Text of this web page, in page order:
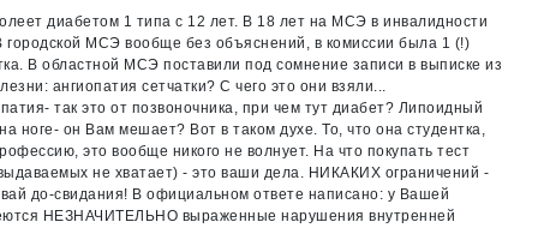
диабетом 1 типа с 12 лет. В 18 лет на МСЭ в инвалидности
городской МСЭ вообще без объяснений, в комиссии была 1 (!)
В областной МСЭ поставили под сомнение записи в выписке из
ангиопатия сетчатки? С чего это они взяли...
так это от позвоночника, при чем тут диабет? Липоидный
ноге- он Вам мешает? Вот в таком духе. То, что она студентка,
это вообще никого не волнует. На что покупать тест
не хватает) - это ваши дела. НИКАКИХ ограничений -
до-свидания! В официальном ответе написано: у Вашей
НЕЗНАЧИТЕЛЬНО выраженные нарушения внутренней